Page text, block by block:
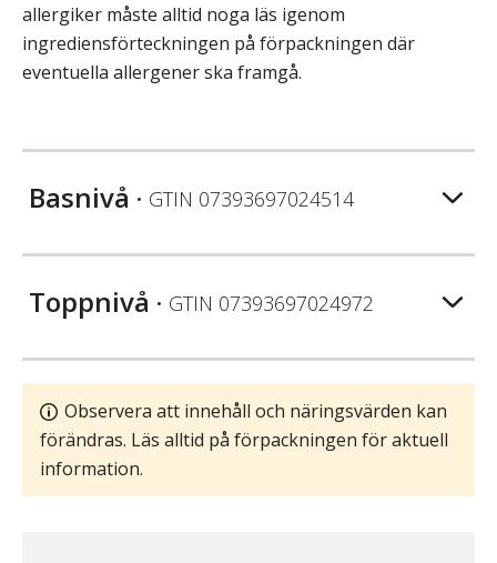
allergiker måste alltid noga läs igenom
ingrediensförteckningen på förpackningen där
eventuella allergener ska framgå.
Basnivå • GTIN 07393697024514
Toppnivå • GTIN 07393697024972
Observera att innehåll och näringsvärden kan
förändras. Läs alltid på förpackningen för aktuell
information.